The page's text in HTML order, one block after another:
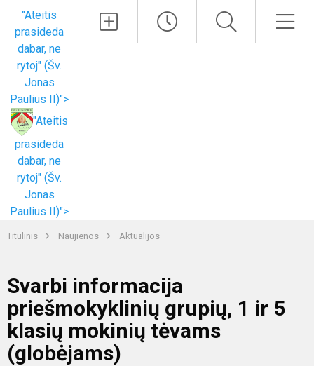
"Ateitis
prasideda
dabar, ne
rytoj" (Šv.
Jonas
Paulius II)">
"Ateitis
prasideda
dabar, ne
rytoj" (Šv.
Jonas
Paulius II)">
Titulinis Naujienos Aktualijos
Svarbi informacija
priešmokyklinių grupių, 1 ir 5
klasių mokinių tėvams
(globėjams)